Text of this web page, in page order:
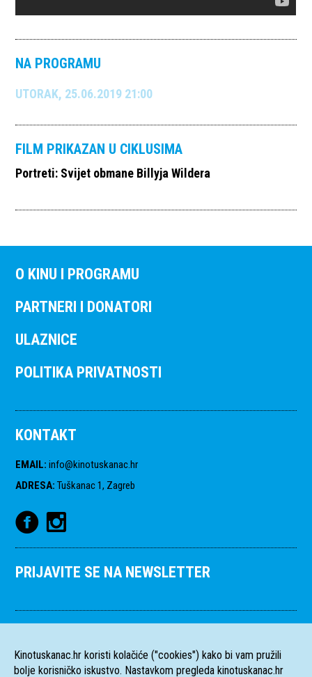
NA PROGRAMU
UTORAK, 25.06.2019 21:00
FILM PRIKAZAN U CIKLUSIMA
Portreti: Svijet obmane Billyja Wildera
O KINU I PROGRAMU
PARTNERI I DONATORI
ULAZNICE
POLITIKA PRIVATNOSTI
KONTAKT
EMAIL: info@kinotuskanac.hr
ADRESA: Tuškanac 1, Zagreb
PRIJAVITE SE NA NEWSLETTER
Kinotuskanac.hr koristi kolačiće ("cookies") kako bi vam pružili
bolje korisničko iskustvo. Nastavkom pregleda kinotuskanac.hr